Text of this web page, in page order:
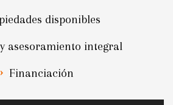
disponibles
asesoramiento integral
Financiación